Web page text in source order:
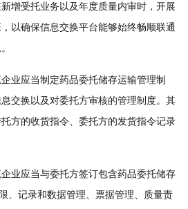
受托业务以及年度质量内审时，开展
以确保信息交换平台能够始终畅顺联通
应当制定药品委托储存运输管理制
交换以及对委托方审核的管理制度。其
方的收货指令、委托方的发货指令记录
应当与委托方签订包含药品委托储存
、记录和数据管理、票据管理、质量责